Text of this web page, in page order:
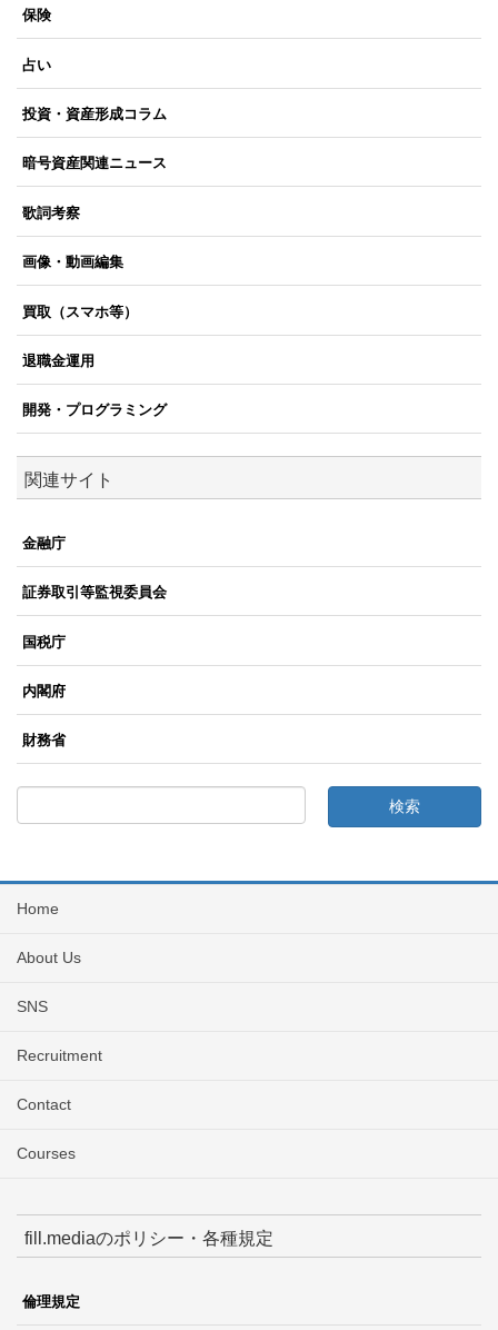
保険
占い
投資・資産形成コラム
暗号資産関連ニュース
歌詞考察
画像・動画編集
買取（スマホ等）
退職金運用
開発・プログラミング
関連サイト
金融庁
証券取引等監視委員会
国税庁
内閣府
財務省
Home
About Us
SNS
Recruitment
Contact
Courses
fill.mediaのポリシー・各種規定
倫理規定